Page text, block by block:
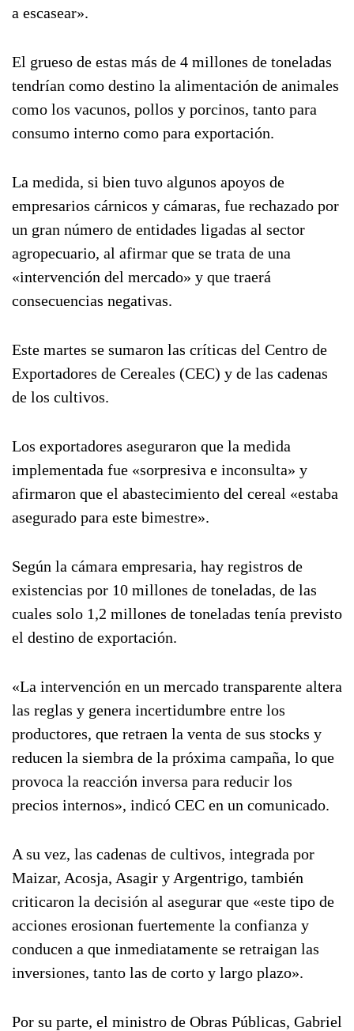
a escasear».
El grueso de estas más de 4 millones de toneladas
tendrían como destino la alimentación de animales
como los vacunos, pollos y porcinos, tanto para
consumo interno como para exportación.
La medida, si bien tuvo algunos apoyos de
empresarios cárnicos y cámaras, fue rechazado por
un gran número de entidades ligadas al sector
agropecuario, al afirmar que se trata de una
«intervención del mercado» y que traerá
consecuencias negativas.
Este martes se sumaron las críticas del Centro de
Exportadores de Cereales (CEC) y de las cadenas
de los cultivos.
Los exportadores aseguraron que la medida
implementada fue «sorpresiva e inconsulta» y
afirmaron que el abastecimiento del cereal «estaba
asegurado para este bimestre».
Según la cámara empresaria, hay registros de
existencias por 10 millones de toneladas, de las
cuales solo 1,2 millones de toneladas tenía previsto
el destino de exportación.
«La intervención en un mercado transparente altera
las reglas y genera incertidumbre entre los
productores, que retraen la venta de sus stocks y
reducen la siembra de la próxima campaña, lo que
provoca la reacción inversa para reducir los
precios internos», indicó CEC en un comunicado.
A su vez, las cadenas de cultivos, integrada por
Maizar, Acosja, Asagir y Argentrigo, también
criticaron la decisión al asegurar que «este tipo de
acciones erosionan fuertemente la confianza y
conducen a que inmediatamente se retraigan las
inversiones, tanto las de corto y largo plazo».
Por su parte, el ministro de Obras Públicas, Gabriel